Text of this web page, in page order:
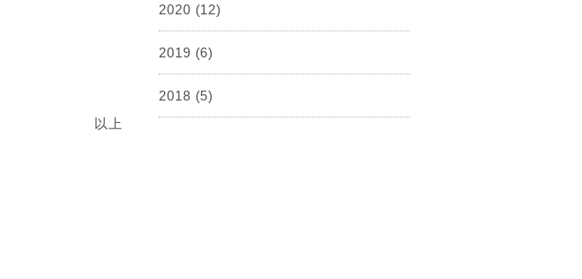
以上
2020 (12)
2019 (6)
2018 (5)